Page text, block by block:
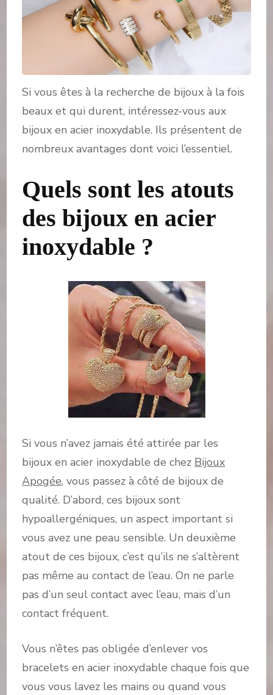
Si vous êtes à la recherche de bijoux à la fois
beaux et qui durent, intéressez-vous aux
bijoux en acier inoxydable. Ils présentent de
nombreux avantages dont voici l’essentiel.
Quels sont les atouts
des bijoux en acier
inoxydable ?
Si vous n’avez jamais été attirée par les
bijoux en acier inoxydable de chez Bijoux
Apogée, vous passez à côté de bijoux de
qualité. D’abord, ces bijoux sont
hypoallergéniques, un aspect important si
vous avez une peau sensible. Un deuxième
atout de ces bijoux, c’est qu’ils ne s’altèrent
pas même au contact de l’eau. On ne parle
pas d’un seul contact avec l’eau, mais d’un
contact fréquent.
Vous n’êtes pas obligée d’enlever vos
bracelets en acier inoxydable chaque fois que
vous vous lavez les mains ou quand vous